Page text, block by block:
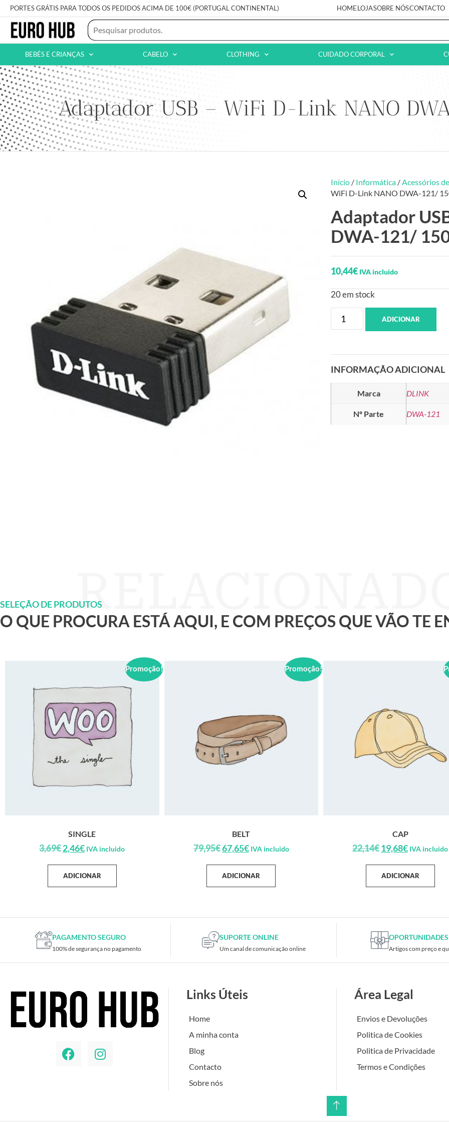
PORTES GRÁTIS PARA TODOS OS PEDIDOS ACIMA DE 100€ (PORTUGAL CONTINENTAL) HOMELOJASOBRE NÓSCONTACTO
BEBÉS E CRIANÇAS CABELO CLOTHING CUIDADO CORPORAL
Adaptador USB – WiFi D-Link NANO
Início / Informática /Acessórios
WiFi D-Link NANO DWA-121/
Adaptador
DWA-121/
10,44€ IVA incluido
20 em stock
ADICIONAR
INFORMAÇÃO ADICIONAL
Marca DLINK
Nº Parte DWA-121
SELEÇÃO DE PRODUTOS
O QUE PROCURA ESTÁ AQUI, E COM PREÇOS QUE VÃO TE
Promoção!
SINGLE
3,69€2,46€ IVA incluido
ADICIONAR
Promoção!
BELT
79,95€67,65€ IVA incluido
ADICIONAR
CAP
22,14€19,68€ IVA incluido
ADICIONAR
PAGAMENTO SEGURO
100% de segurança no pagamento
SUPORTE ONLINE
Um canal de comunicação online
OPORTUNIDADES
Artigos com preço e
Links Úteis
Home
A minha conta
Blog
Contacto
Sobre nós
Área Legal
Envios e Devoluções
Politica de Cookies
Politica de Privacidade
Termos e Condições